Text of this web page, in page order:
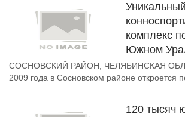
Уникальный
комплекс
Южном
СОСНОВСКИЙ РАЙОН, ЧЕЛЯБИНСКАЯ
2009 года в Сосновском районе откроется
120 тысяч